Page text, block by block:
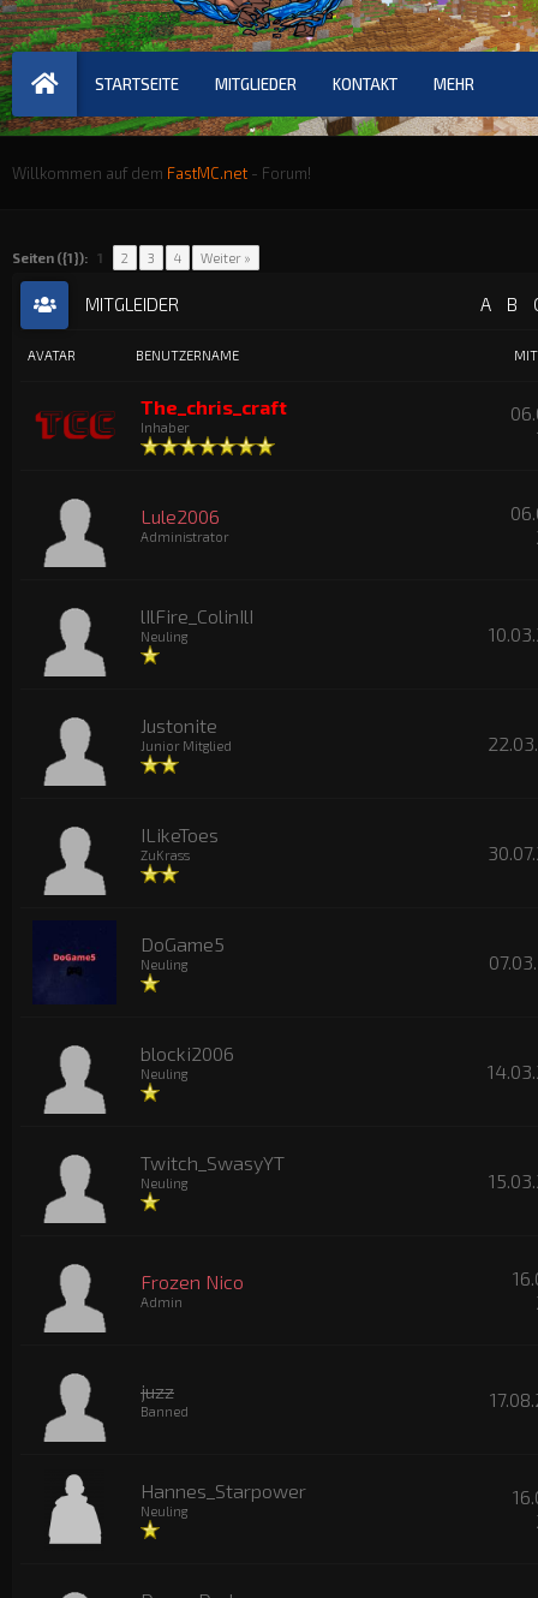
STARTSEITE MITGLIEDER KONTAKT MEHR
Willkommen auf dem FastMC.net - Forum!
Seiten ({1}): 1 2 3 4 Weiter »
A B
MITGLEIDER
AVATAR BENUTZERNAME
The_chris_craft
Inhaber
Lule2006
Administrator
lIlFire_ColinIlI
Neuling
Justonite
Junior Mitglied
ILikeToes
ZuKrass
DoGame5
Neuling
blocki2006
Neuling
Twitch_SwasyYT
Neuling
Frozen Nico
Admin
juzz
Banned
Hannes_Starpower
Neuling